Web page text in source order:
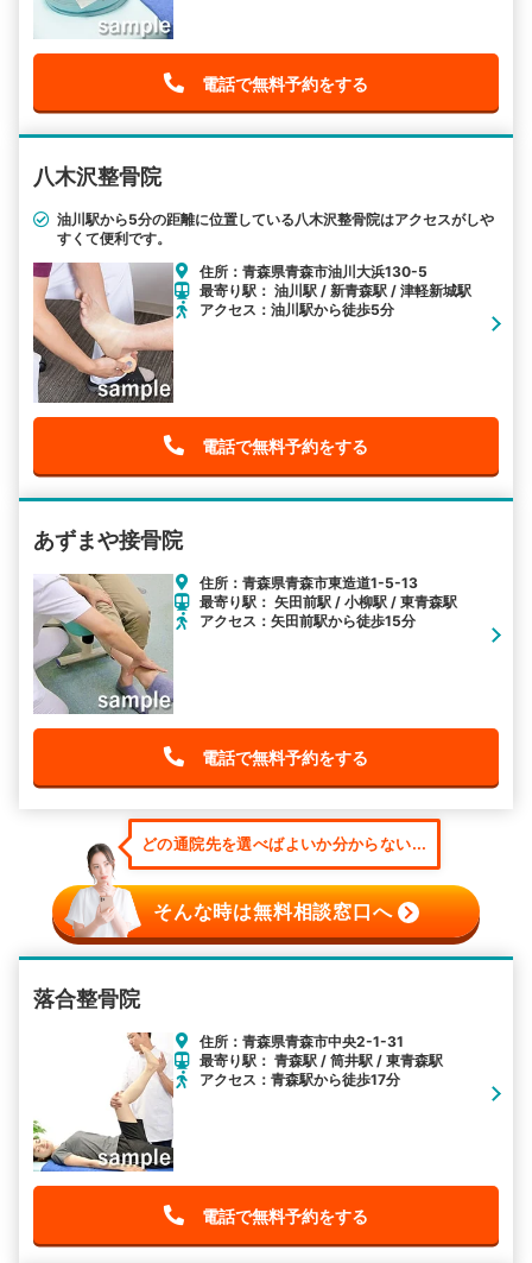
電話で無料予約をする
八木沢整骨院
油川駅から5分の距離に位置している八木沢整骨院はアクセスがしや
すくて便利です。
住所：青森県青森市油川大浜130-5
最寄り駅： 油川駅 / 新青森駅 / 津軽新城駅
アクセス：油川駅から徒歩5分
電話で無料予約をする
あずまや接骨院
住所：青森県青森市東造道1-5-13
最寄り駅： 矢田前駅 / 小柳駅 / 東青森駅
アクセス：矢田前駅から徒歩15分
電話で無料予約をする
どの通院先を選べばよいか分からない...
そんな時は無料相談窓口へ
落合整骨院
住所：青森県青森市中央2-1-31
最寄り駅： 青森駅 / 筒井駅 / 東青森駅
アクセス：青森駅から徒歩17分
電話で無料予約をする